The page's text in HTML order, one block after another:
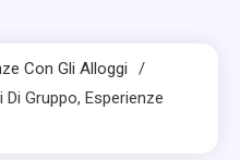
Con Gli Alloggi
Gruppo, Esperienze